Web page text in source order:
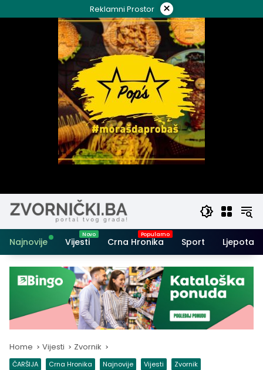
to
Reklamni Prostor ×
Najnovije Vijesti Crna Hronika Sport Ljepota i
Home Vijesti Zvornik
ČARŠIJA Crna Hronika Najnovije Vijesti Zvornik